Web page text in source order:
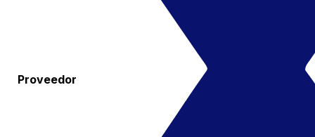
Proveedor